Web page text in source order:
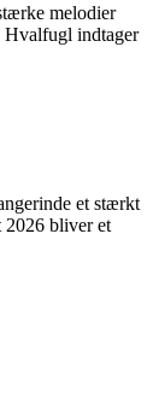
melodier
Hvalfugl indtager
et stærkt
2026 bliver et